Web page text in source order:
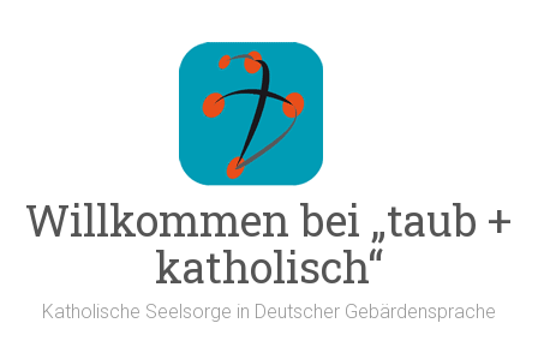
Willkommen bei „taub +
katholisch“
Katholische Seelsorge in Deutscher Gebärdensprache